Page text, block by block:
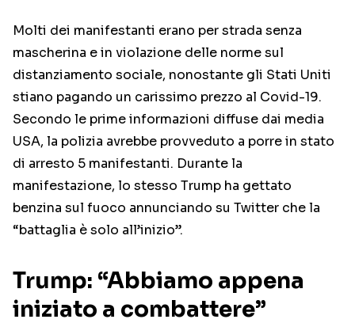
Molti dei manifestanti erano per strada senza
mascherina e in violazione delle norme sul
distanziamento sociale, nonostante gli Stati Uniti
stiano pagando un carissimo prezzo al Covid-19.
Secondo le prime informazioni diffuse dai media
USA, la polizia avrebbe provveduto a porre in stato
di arresto 5 manifestanti. Durante la
manifestazione, lo stesso Trump ha gettato
benzina sul fuoco annunciando su Twitter che la
“battaglia è solo all’inizio”.
Trump: “Abbiamo appena
iniziato a combattere”